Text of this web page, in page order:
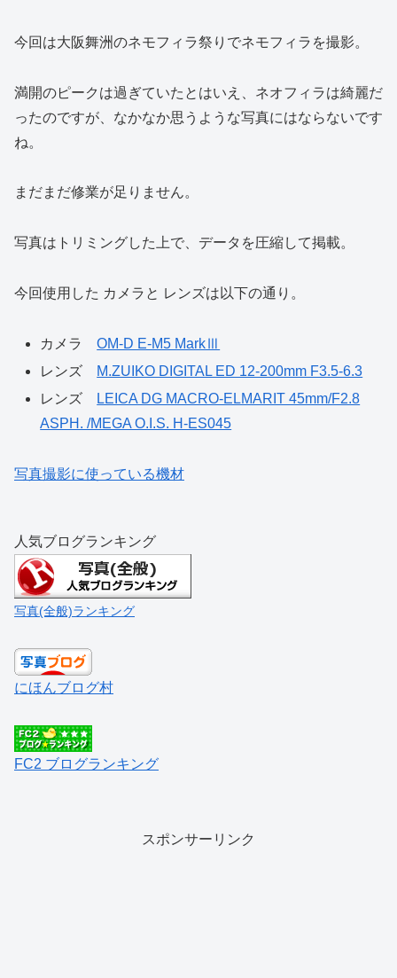
今回は大阪舞洲のネモフィラ祭りでネモフィラを撮影。
満開のピークは過ぎていたとはいえ、ネオフィラは綺麗だ
ったのですが、なかなか思うような写真にはならないです
ね。
まだまだ修業が足りません。
写真はトリミングした上で、データを圧縮して掲載。
今回使用した カメラと レンズは以下の通り。
カメラOM-D E-M5 MarkⅢ
レンズ
M.ZUIKO DIGITAL ED 12-200mm F3.5-6.3
レンズ
LEICA DG MACRO-ELMARIT 45mm/F2.8
ASPH. /MEGA O.I.S. H-ES045
写真撮影に使っている機材
人気ブログランキング
写真(全般)ランキング
にほんブログ村
FC2 ブログランキング
スポンサーリンク